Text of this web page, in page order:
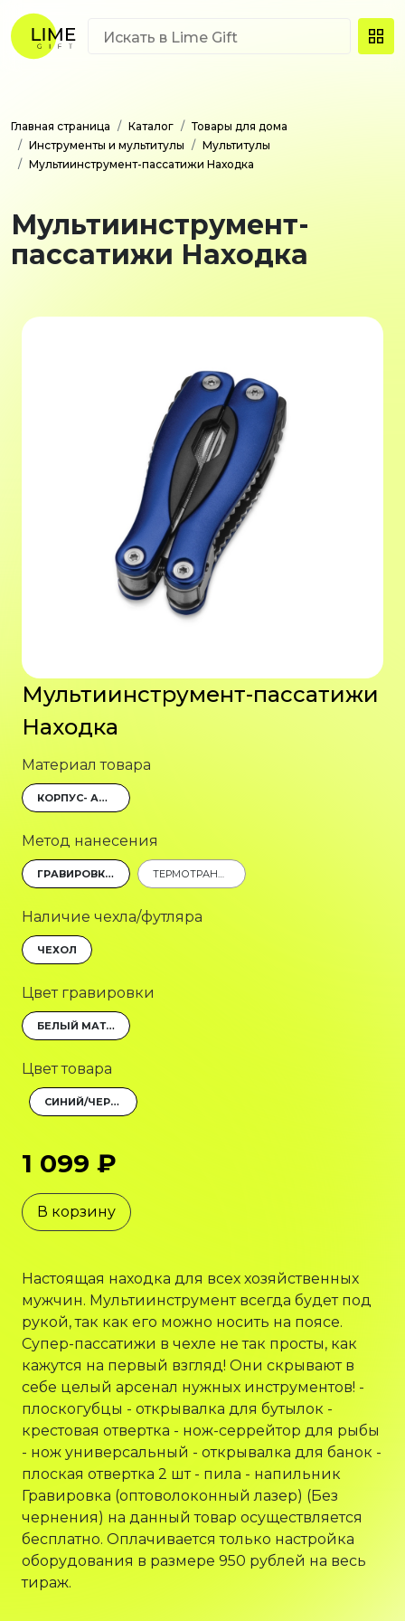
Главная страница Каталог
Товары для дома
Инструменты и мультитулы
Мультитулы
Мультиинструмент-пассатижи Находка
Мультиинструмент-
пассатижи Находка
Мультиинструмент-пассатижи
Находка
Материал товара
КОРПУС- АЛЮМИНИЙ С АНОДИРОВАННЫМ ПОКРЫТИЕМ, ИНСТРУМЕНТЫ- НЕРЖАВЕЮЩАЯ СТАЛЬ, ЧЕХОЛ- ПОЛИЭСТЕР
Метод нанесения
ГРАВИРОВКА (ОПТОВОЛОКОННЫЙ ЛАЗЕР) ТЕРМОТРАНСФЕР
Наличие чехла/футляра
ЧЕХОЛ
Цвет гравировки
БЕЛЫЙ МАТОВЫЙ
Цвет товара
СИНИЙ/ЧЕРНЫЙ
1 099 ₽
В корзину
Настоящая находка для всех хозяйственных
мужчин. Мультиинструмент всегда будет под
рукой, так как его можно носить на поясе.
Супер-пассатижи в чехле не так просты, как
кажутся на первый взгляд! Они скрывают в
себе целый арсенал нужных инструментов! -
плоскогубцы - открывалка для бутылок -
крестовая отвертка - нож-серрейтор для рыбы
- нож универсальный - открывалка для банок -
плоская отвертка 2 шт - пила - напильник
Гравировка (оптоволоконный лазер) (Без
чернения) на данный товар осуществляется
бесплатно. Оплачивается только настройка
оборудования в размере 950 рублей на весь
тираж.